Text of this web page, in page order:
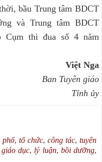
bầu Trung tâm BDCT
và Trung tâm BDCT
Cụm thi đua số 4 năm
giáo
Tỉnh ủy
phố, tổ chức, công tác, tuyên
giáo dục, lý luận, bồi dưỡng,